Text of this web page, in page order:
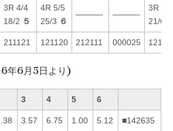
3R 4/4
18/2 ５
4R 5/5
25/3 ６
———- ———-
3R 6/6
21/6
211121 121120 212111 000025
年6月5日より)
3 4 5 6
3.57 6.75 1.00 5.12 ■142635